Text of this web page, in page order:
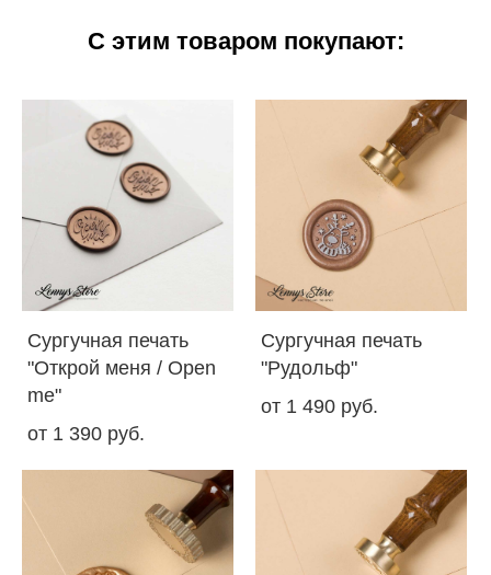
С этим товаром покупают:
Сургучная печать
"Открой меня / Open
me"
от 1 390 pуб.
Сургучная печать
"Рудольф"
от 1 490 pуб.